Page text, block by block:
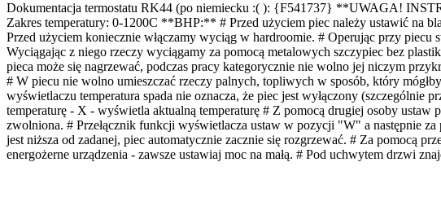
Dokumentacja termostatu RK44 (po niemiecku :( ): {F541737} **UWAGA!
Zakres temperatury: 0-1200C **BHP:** # Przed użyciem piec należy ustawić na
Przed użyciem koniecznie włączamy wyciąg w hardroomie. # Operując przy
Wyciągając z niego rzeczy wyciągamy za pomocą metalowych szczypiec bez
pieca może się nagrzewać, podczas pracy kategorycznie nie wolno jej niczym
# W piecu nie wolno umieszczać rzeczy palnych, topliwych w sposób, który
wyświetlaczu temperatura spada nie oznacza, że piec jest wyłączony
temperaturę - X - wyświetla aktualną temperaturę # Z pomocą drugiej osoby
zwolniona. # Przełącznik funkcji wyświetlacza ustaw w pozycji "W" a następnie za
jest niższa od zadanej, piec automatycznie zacznie się rozgrzewać. # Za pomocą
energożerne urządzenia - zawsze ustawiaj moc na małą. # Pod uchwytem drzwi